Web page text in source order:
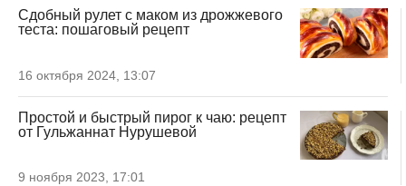
Сдобный рулет с маком из дрожжевого
теста: пошаговый рецепт
16 октября 2024, 13:07
Простой и быстрый пирог к чаю: рецепт
от Гульжаннат Нурушевой
9 ноября 2023, 17:01